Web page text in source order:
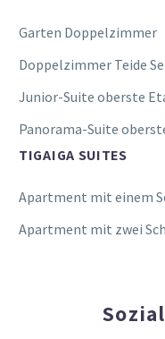
Garten Doppelzimmer
Doppelzimmer Teide
Junior-Suite oberste
Panorama-Suite
TIGAIGA SUITES
Apartment mit einem
Apartment mit zwei